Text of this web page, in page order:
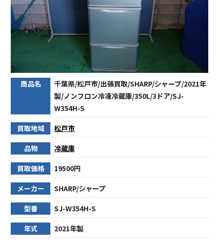
商品名
千葉県/松戸市/出張買取/SHARP/シャープ/2021年
製/ノンフロン冷凍冷蔵庫/350L/3ドア/SJ-
W354H-S
買取地域 松戸市
品物 冷蔵庫
買取価格 19500円
メーカー SHARP/シャープ
型番 SJ-W354H-S
年式 2021年製